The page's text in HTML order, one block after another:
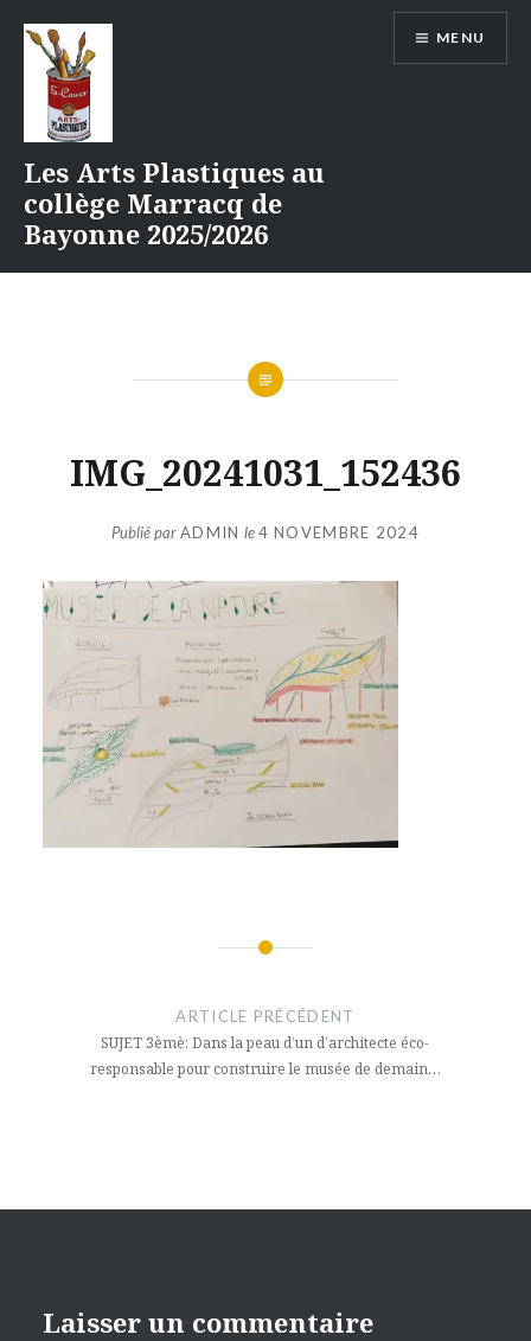
contenu
Les Arts Plastiques au
collège Marracq de
Bayonne 2025/2026
MENU
IMG_20241031_152436
Publié parADMIN le4 NOVEMBRE 2024
l’article
ARTICLE PRÉCÉDENT
SUJET 3èmè: Dans la peau d’un d’architecte éco-
responsable pour construire le musée de demain…
Laisser un commentaire